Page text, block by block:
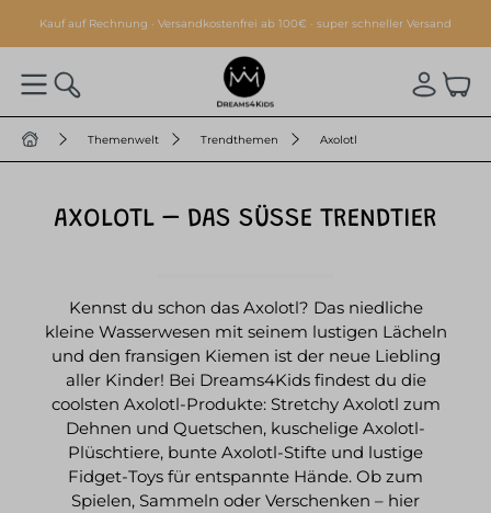
springen
Kauf auf Rechnung · Versandkostenfrei ab 100€ · super schneller Versand
Themenwelt Trendthemen Axolotl
AXOLOTL – DAS SÜSSE TRENDTIER
Kennst du schon das Axolotl? Das niedliche
kleine Wasserwesen mit seinem lustigen Lächeln
und den fransigen Kiemen ist der neue Liebling
aller Kinder! Bei Dreams4Kids findest du die
coolsten Axolotl-Produkte: Stretchy Axolotl zum
Dehnen und Quetschen, kuschelige Axolotl-
Plüschtiere, bunte Axolotl-Stifte und lustige
Fidget-Toys für entspannte Hände. Ob zum
Spielen, Sammeln oder Verschenken – hier